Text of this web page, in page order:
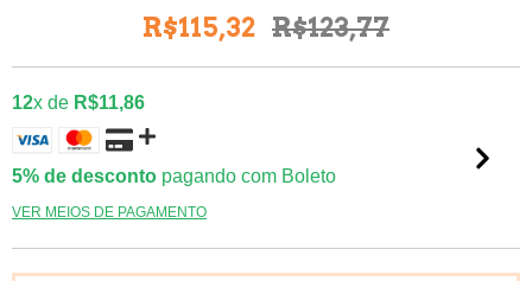
R$115,32 R$123,77
12x de R$11,86
5% de desconto pagando com Boleto
VER MEIOS DE PAGAMENTO